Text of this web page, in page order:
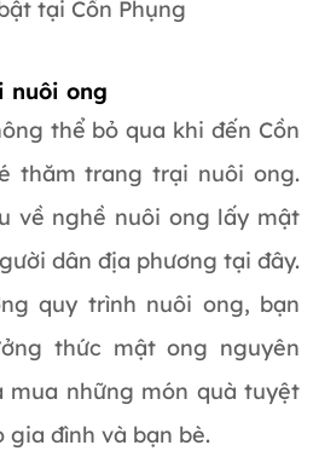
tại Cồn Phụng
nuôi ong
thể bỏ qua khi đến Cồn
thăm trang trại nuôi ong.
về nghề nuôi ong lấy mật
dân địa phương tại đây.
quy trình nuôi ong, bạn
thức mật ong nguyên
những món quà tuyệt
gia đình và bạn bè.